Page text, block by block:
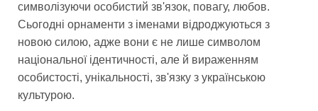
символізуючи особистий зв'язок, повагу, любов.
Сьогодні орнаменти з іменами відроджуються з
новою силою, адже вони є не лише символом
національної ідентичності, але й вираженням
особистості, унікальності, зв'язку з українською
культурою.